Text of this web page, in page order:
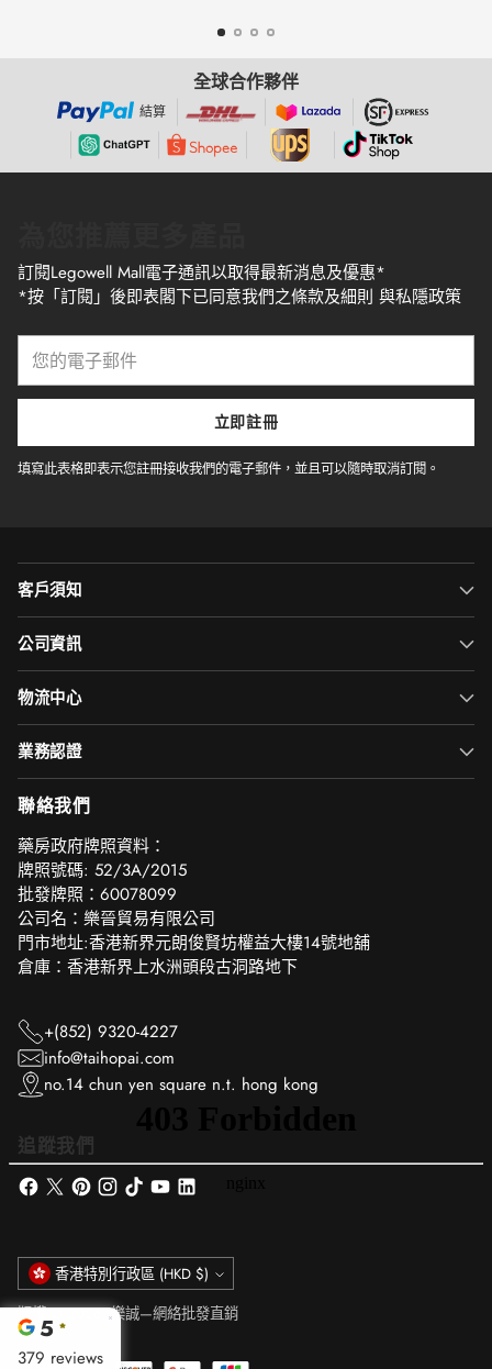
全球合作夥伴
結算
訂閱Legowell Mall電子通訊以取得最新消息及優惠*
*按「訂閱」後即表閣下已同意我們之條款及細則 與私隱政策
電
郵
件
立即註冊
填寫此表格即表示您註冊接收我們的電子郵件，並且可以隨時取消訂閱。
客戶須知
公司資訊
物流中心
業務認證
聯絡我們
‎藥房政府牌照資料：
牌照號碼: 52/3A/2015
批發牌照：60078099
公司名：樂晉貿易有限公司
門市地址:香港新界元朗俊賢坊權益大樓14號地舖
倉庫：香港新界上水洲頭段古洞路地下
+(852) 9320-4227
info@taihopai.com
no.14 chun yen square n.t. hong kong
追蹤我們
貨
幣
香港特別行政區 (HKD $)
版權 © 2026,樂誠—網絡批發直銷